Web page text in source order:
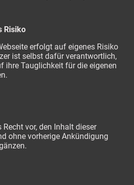
Risiko
erfolgt auf eigenes Risiko
ist selbst dafür verantwortlich,
ihre Tauglichkeit für die eigenen
vor, den Inhalt dieser
ohne vorherige Ankündigung